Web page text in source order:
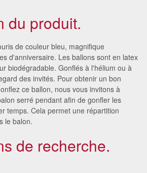
du produit.
de couleur bleu, magnifique
d'anniversaire. Les ballons sont en latex
biodégradable. Gonflés à l'hélium ou à
des invités. Pour obtenir un bon
ce ballon, nous vous invitons à
serré pendant afin de gonfler les
temps. Cela permet une répartition
le balon.
de recherche.